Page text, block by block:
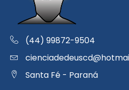
(44) 99872-9504
Santa Fé - Paraná